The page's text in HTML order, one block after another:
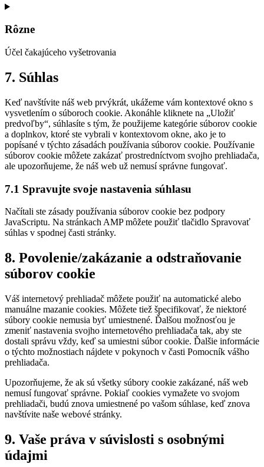
Consent
service
Rôzne
Účel čakajúceho vyšetrovania
Consent
to
rôzne
7. Súhlas
Keď navštívite náš web prvýkrát, ukážeme vám kontextové okno s
vysvetlením o súboroch cookie. Akonáhle kliknete na „Uložiť
predvoľby“, súhlasíte s tým, že použijeme kategórie súborov cookie
a doplnkov, ktoré ste vybrali v kontextovom okne, ako je to
popísané v týchto zásadách používania súborov cookie. Používanie
súborov cookie môžete zakázať prostredníctvom svojho prehliadača,
ale upozorňujeme, že náš web už nemusí správne fungovať.
7.1 Spravujte svoje nastavenia súhlasu
Načítali ste zásady používania súborov cookie bez podpory
JavaScriptu. Na stránkach AMP môžete použiť tlačidlo Spravovať
súhlas v spodnej časti stránky.
8. Povolenie/zakázanie a odstraňovanie
súborov cookie
Váš internetový prehliadač môžete použiť na automatické alebo
manuálne mazanie cookies. Môžete tiež špecifikovať, že niektoré
súbory cookie nemusia byť umiestnené. Ďalšou možnosťou je
zmeniť nastavenia svojho internetového prehliadača tak, aby ste
dostali správu vždy, keď sa umiestni súbor cookie. Ďalšie informácie
o týchto možnostiach nájdete v pokynoch v časti Pomocník vášho
prehliadača.
Upozorňujeme, že ak sú všetky súbory cookie zakázané, náš web
nemusí fungovať správne. Pokiaľ cookies vymažete vo svojom
prehliadači, budú znova umiestnené po vašom súhlase, keď znova
navštívite naše webové stránky.
9. Vaše práva v súvislosti s osobnými
údajmi